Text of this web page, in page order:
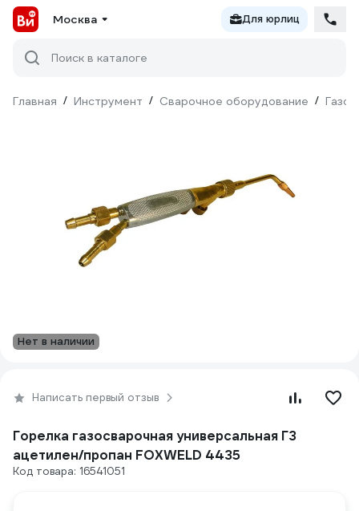
Москва Для юрлиц
Поиск в каталоге
Главная / Инструмент / Сварочное оборудование /
Нет в наличии
Написать первый отзыв
Горелка газосварочная универсальная Г3
ацетилен/пропан FOXWELD 4435
Код товара: 16541051